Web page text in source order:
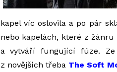
kapel víc oslovila a po pár
nebo kapelách, které z
a vytváří fungující fúze. Ze
z novějších třeba The Soft